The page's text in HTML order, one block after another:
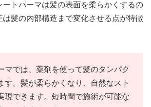
ートパーマは髪の表面を柔らかくするの
は髪の内部構造まで変化させる点が特徴
マでは、薬剤を使って髪のタンパク
す。髪が柔らかくなり、自然なスト
現できます。短時間で施術が可能な